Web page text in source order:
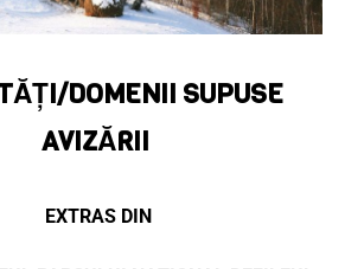
DOMENII SUPUSE
AVIZĂRII
EXTRAS DIN